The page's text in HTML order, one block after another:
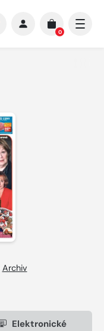
0
Archiv
Elektronické